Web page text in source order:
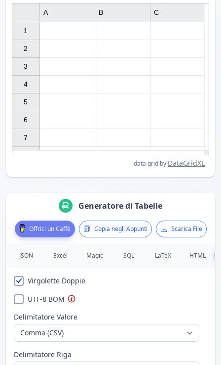
1
2
3
4
5
6
7
A B C
data grid by DataGridXL
Generatore di Tabelle
Offrici un Caffè Copia negli Appunti Scarica File
JSON Excel Magic SQL LaTeX HTML
Virgolette Doppie
UTF-8 BOM
Delimitatore Valore
Delimitatore Riga